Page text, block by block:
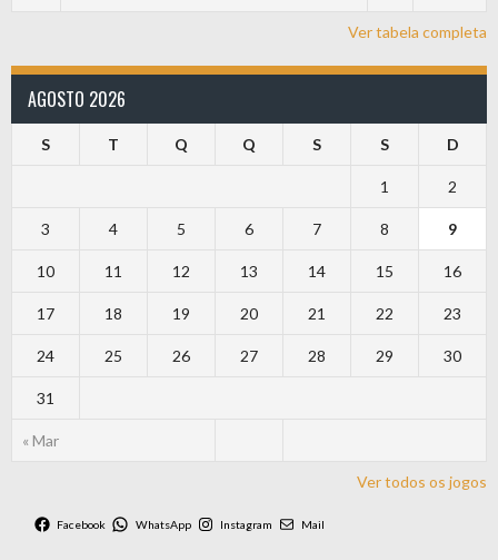
Ver tabela completa
AGOSTO 2026
S T Q Q S S D
« Mar
1 2
3 4 5 6 7 8 9
10 11 12 13 14 15 16
17 18 19 20 21 22 23
24 25 26 27 28 29 30
31
Ver todos os jogos
Facebook WhatsApp Instagram Mail